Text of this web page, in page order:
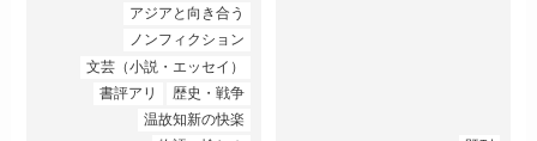
アジアと向き合う
ノンフィクション
文芸（小説・エッセイ）
書評アリ
歴史・戦争
温故知新の快楽